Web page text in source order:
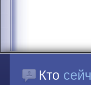
Кто